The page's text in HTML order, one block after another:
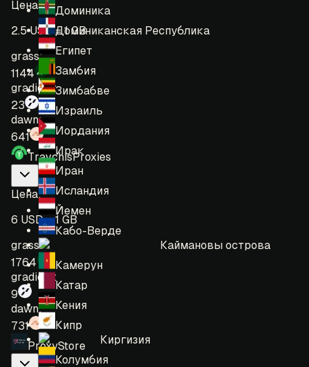
Доминика
Доминиканская Республика
Египет
Замбия
Зимбабве
Израиль
Иордания
Ирак
Иран
Исландия
Йемен
Кабо-Верде
Каймановы острова
Камерун
Катар
Кения
Кипр
Киргизия
Колумбия
Цена:
2.5 USD = 1 GB
grass:
1144
gradient:
23
dawn:
641
TravchisProxies
Цена:
6 USD = 1 GB
grass:
1764
gradient:
9
dawn:
731
ProxyStore